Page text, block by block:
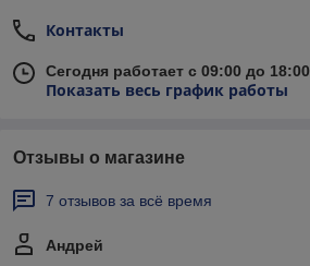
Контакты
Сегодня работает с 09:00 до 18:00
Показать весь график работы
Отзывы о магазине
7 отзывов за всё время
Андрей